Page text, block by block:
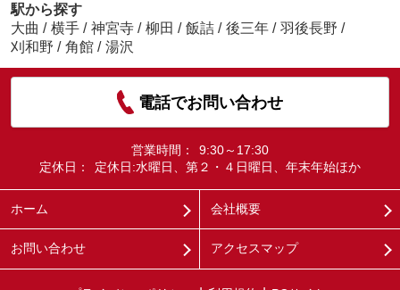
駅から探す
大曲 / 横手 / 神宮寺 / 柳田 / 飯詰 / 後三年 / 羽後長野 /
刈和野 / 角館 / 湯沢
電話でお問い合わせ
営業時間：
9:30～17:30
定休日：
定休日:水曜日、第２・４日曜日、年末年始ほか
ホーム 会社概要
お問い合わせ アクセスマップ